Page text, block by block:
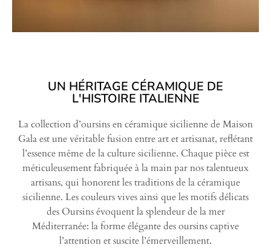
UN HÉRITAGE CÉRAMIQUE DE
L'HISTOIRE ITALIENNE
La collection d’oursins en céramique sicilienne de Maison
Gala est une véritable fusion entre art et artisanat, reflétant
l’essence même de la culture sicilienne. Chaque pièce est
méticuleusement fabriquée à la main par nos talentueux
artisans, qui honorent les traditions de la céramique
sicilienne. Les couleurs vives ainsi que les motifs délicats
des Oursins évoquent la splendeur de la mer
Méditerranée: la forme élégante des oursins captive
l’attention et suscite l’émerveillement.